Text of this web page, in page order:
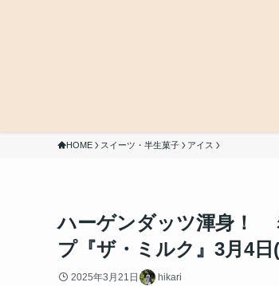
HOME スイーツ・半生菓子 アイス
ハーゲンダッツ渾身！
プ『ザ・ミルク』3月4
2025年3月21日 hikari